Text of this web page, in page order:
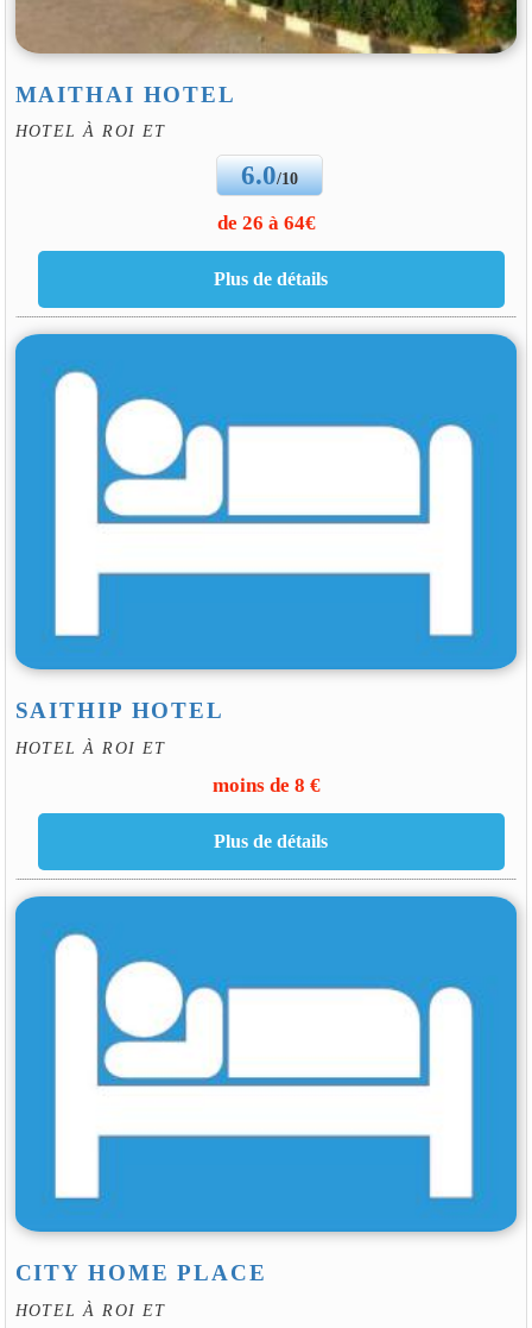
MAITHAI HOTEL
HOTEL À ROI ET
6.0/10
de 26 à 64€
SAITHIP HOTEL
HOTEL À ROI ET
moins de 8 €
CITY HOME PLACE
HOTEL À ROI ET